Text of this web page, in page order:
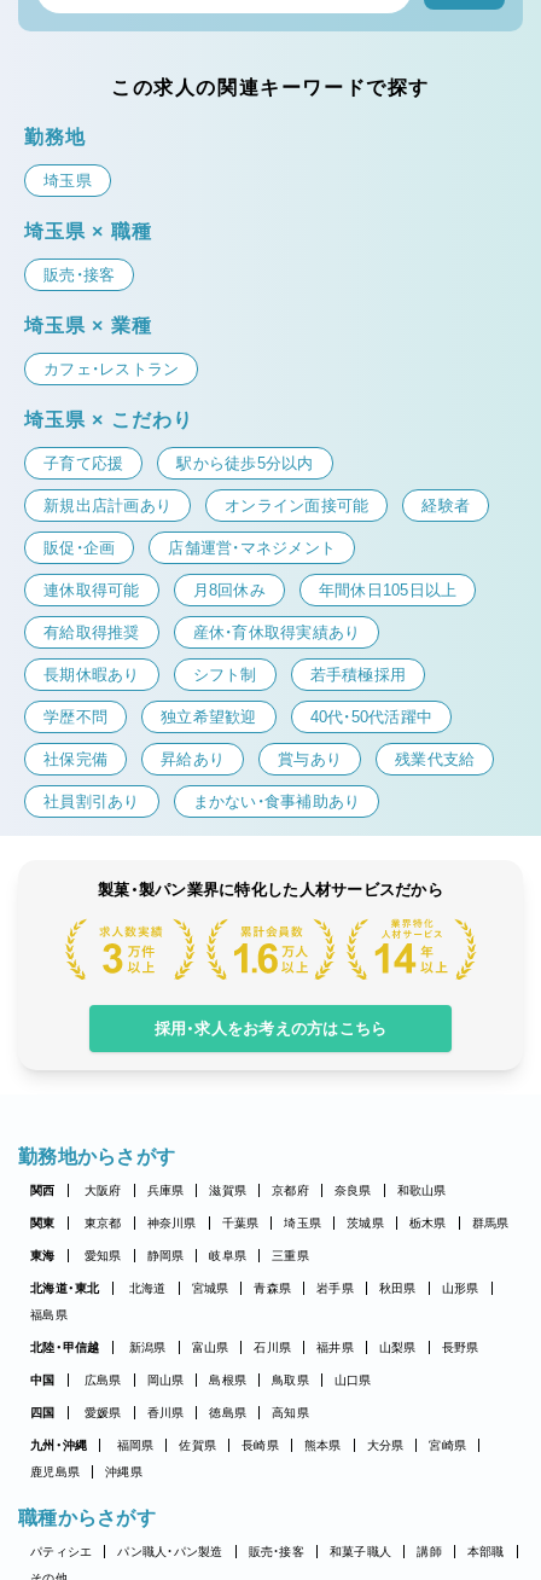
この求人の関連キーワードで探す
勤務地
埼玉県
埼玉県 × 職種
販売・接客
埼玉県 × 業種
カフェ・レストラン
埼玉県 × こだわり
子育て応援 駅から徒歩5分以内
新規出店計画あり オンライン面接可能 経験者
販促・企画 店舗運営・マネジメント
連休取得可能 月8回休み 年間休日105日以上
有給取得推奨 産休・育休取得実績あり
長期休暇あり シフト制 若手積極採用
学歴不問 独立希望歓迎 40代・50代活躍中
社保完備 昇給あり 賞与あり 残業代支給
社員割引あり まかない・食事補助あり
製菓・製パン業界に特化した人材サービスだから
採用・求人をお考えの方はこちら
勤務地からさがす
関西 大阪府 兵庫県 滋賀県 京都府 奈良県 和歌山県
関東 東京都 神奈川県 千葉県 埼玉県 茨城県 栃木県 群馬県
東海 愛知県 静岡県 岐阜県 三重県
北海道・東北 北海道 宮城県 青森県 岩手県 秋田県
山形県
福島県
北陸・甲信越 新潟県 富山県 石川県 福井県 山梨県 長野県
中国 広島県 岡山県 島根県 鳥取県 山口県
四国 愛媛県 香川県 徳島県 高知県
九州・沖縄 福岡県 佐賀県 長崎県 熊本県 大分県
宮崎県
鹿児島県
沖縄県
職種からさがす
パティシエ パン職人・パン製造 販売・接客 和菓子職人 講師
本部職